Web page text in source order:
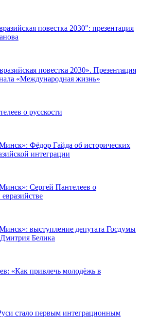
повестка 2030": презентация
повестка 2030». Презентация
«Международная жизнь»
о русскости
Фёдор Гайда об исторических
интеграции
Сергей Пантелеев о
выступление депутата Госдумы
Белика
«Как привлечь молодёжь в
стало первым интеграционным